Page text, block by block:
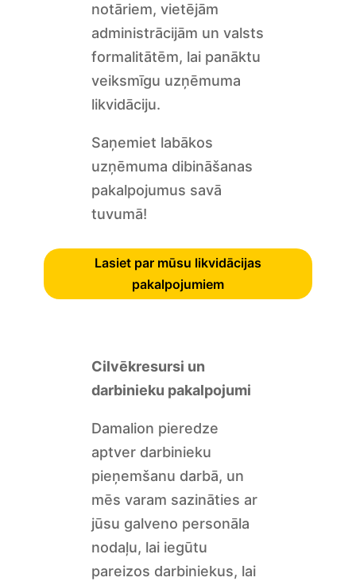
notāriem, vietējām
administrācijām un valsts
formalitātēm, lai panāktu
veiksmīgu uzņēmuma
likvidāciju.
Saņemiet labākos
uzņēmuma dibināšanas
pakalpojumus savā
tuvumā!
Lasiet par mūsu likvidācijas
pakalpojumiem
Cilvēkresursi un
darbinieku pakalpojumi
Damalion pieredze
aptver darbinieku
pieņemšanu darbā, un
mēs varam sazināties ar
jūsu galveno personāla
nodaļu, lai iegūtu
pareizos darbiniekus, lai